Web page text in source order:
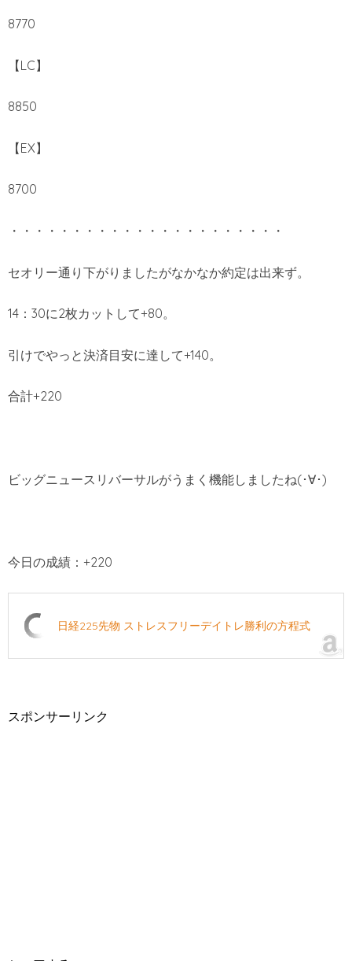
8770
【LC】
8850
【EX】
8700
・・・・・・・・・・・・・・・・・・・・・・
セオリー通り下がりましたがなかなか約定は出来ず。
14：30に2枚カットして+80。
引けでやっと決済目安に達して+140。
合計+220
ビッグニュースリバーサルがうまく機能しましたね(･∀･)
今日の成績：+220
日経225先物 ストレスフリーデイトレ勝利の方程式
スポンサーリンク